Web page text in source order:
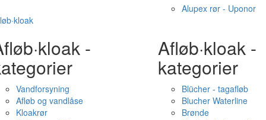
Alupex rør - Uponor
-
Vandforsyning
Afløb og vandlåse
Kloakrør
Afløb·kloak -
kategorier
Blücher - tagafløb
Blucher Waterline
Brønde